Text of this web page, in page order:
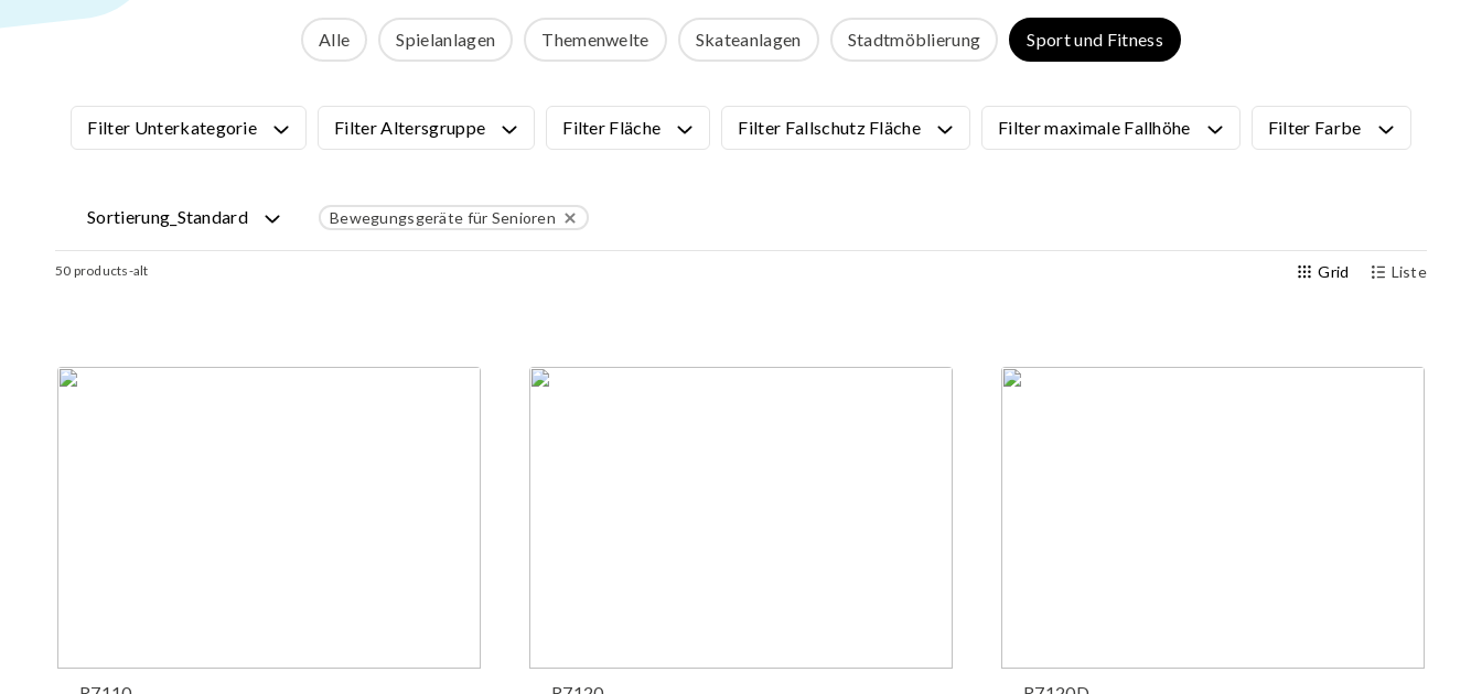
Kletternetze
3D Spielgeräte und Asphaltspiele
Musikinstrumente
Interaktive und Wissenschaftsprodukte
ROBINIE
SKATEANLAGEN
Alle Produkte anzeigen
Einzelne Skatepark Elemente
Alle Produkte anzeigen
NEU! NINJA-Parcours
Sportgeräte
Alle Spielanlagen Themenwelte Skateanlagen Stadtmöblierung Sport und Fitness
Filter Unterkategorie Filter Altersgruppe Filter Fläche Filter Fallschutz Fläche Filter maximale Fallhöhe
Filter Farbe
Filter
Sortierung_Standard
Sortierung_Standard Bewegungsgeräte für Senioren
50 products-alt Grid Liste